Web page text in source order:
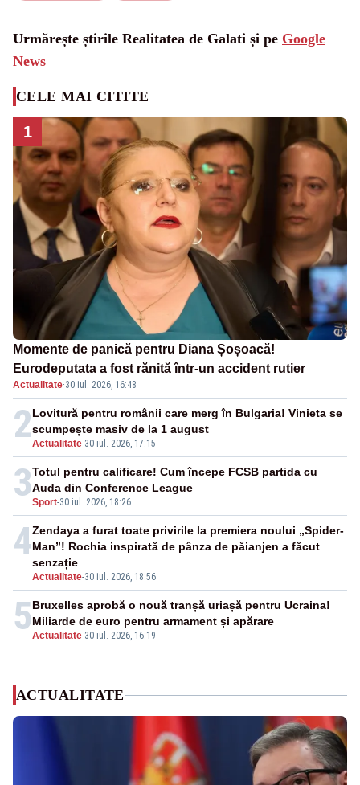
Urmărește știrile Realitatea de Galati și pe Google
News
CELE MAI CITITE
1
Momente de panică pentru Diana Șoșoacă!
Eurodeputata a fost rănită într-un accident rutier
Actualitate·30 iul. 2026, 16:48
2Actualitate-30 iul. 2026, 17:15
Lovitură pentru românii care merg în Bulgaria! Vinieta se
scumpește masiv de la 1 august
3Sport-30 iul. 2026, 18:26
Totul pentru calificare! Cum începe FCSB partida cu
Auda din Conference League
4
Actualitate-30 iul. 2026, 18:56
Zendaya a furat toate privirile la premiera noului „Spider-
Man”! Rochia inspirată de pânza de păianjen a făcut
senzație
5Actualitate-30 iul. 2026, 16:19
Bruxelles aprobă o nouă tranșă uriașă pentru Ucraina!
Miliarde de euro pentru armament și apărare
ACTUALITATE